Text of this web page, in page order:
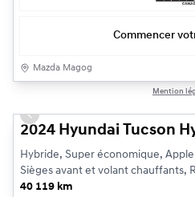
Commencer
Mazda Magog
Mention
Previous slide
2024 Hyundai Tucson
Hybride, Super économique,
Sièges avant et volant chauffants,
40 119 km